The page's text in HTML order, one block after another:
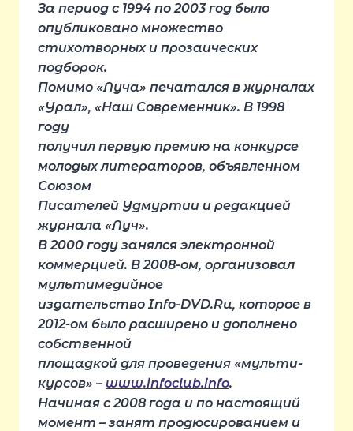
За период с 1994 по 2003 год было
опубликовано множество
стихотворных и прозаических
подборок.
Помимо «Луча» печатался в журналах
«Урал», «Наш Современник». В 1998
году
получил первую премию на конкурсе
молодых литераторов, объявленном
Союзом
Писателей Удмуртии и редакцией
журнала «Луч».
В 2000 году занялся электронной
коммерцией. В 2008-ом, организовал
мультимедийное
издательство Info-DVD.Ru, которое в
2012-ом было расширено и дополнено
собственной
площадкой для проведения «мульти-
курсов» – www.infoclub.info.
Начиная с 2008 года и по настоящий
момент – занят продюсированием и